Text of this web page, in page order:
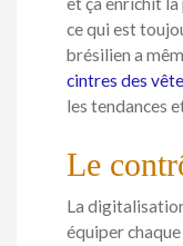
ce qui est
brésilien a
cintres des
les tendances
Le
La
équiper